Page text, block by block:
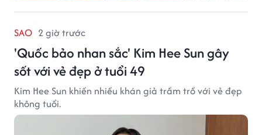
SAO 2 giờ trước
'Quốc bảo nhan sắc' Kim Hee Sun gây
sốt với vẻ đẹp ở tuổi 49
Kim Hee Sun khiến nhiều khán giả trầm trồ với vẻ đẹp
không tuổi.